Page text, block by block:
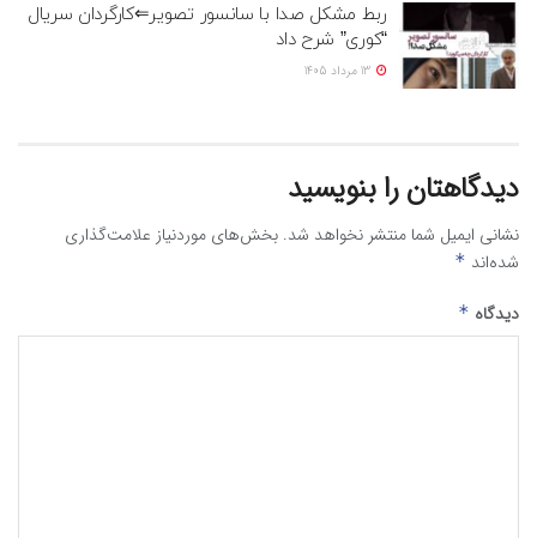
ربط مشکل صدا با سانسور تصویر⇐کارگردان سریال
“کوری” شرح داد
دیدگاهتان را بنویسید
نشانی ایمیل شما منتشر نخواهد شد. بخش‌های موردنیاز علامت‌گذاری
شده‌اند *
دیدگاه *